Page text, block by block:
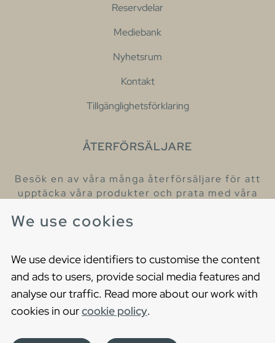
We use cookies
We use device identifiers to customise the content
and ads to users, provide social media features and
analyse our traffic. Read more about our work with
cookies in ourcookie policy.
Reservdelar
Mediebank
Nyhetsrum
Kontakt
Tillgänglighetsförklaring
ÅTERFÖRSÄLJARE
Besök en av våra många återförsäljare för att
upptäcka våra produkter och prata med våra